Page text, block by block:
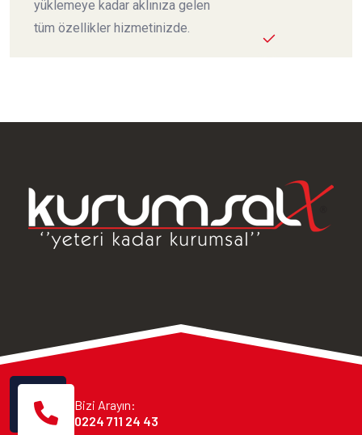
yüklemeye kadar aklınıza gelen
tüm özellikler hizmetinizde.
Bizi Arayın:
0224 711 24 43